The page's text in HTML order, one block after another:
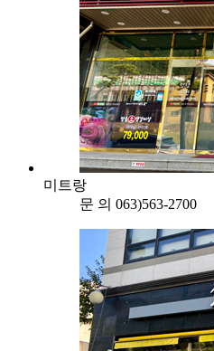
미트랑
문 의 063)563-2700